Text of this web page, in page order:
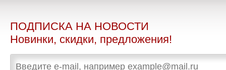
ПОДПИСКА НА НОВОСТИ
Новинки, скидки, предложения!